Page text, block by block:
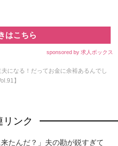
はこちら
sponsored by 求人ボックス
夫になる！だってお金に余裕あるんでし
】
リンク
たんだ？」夫の勘が鋭すぎて